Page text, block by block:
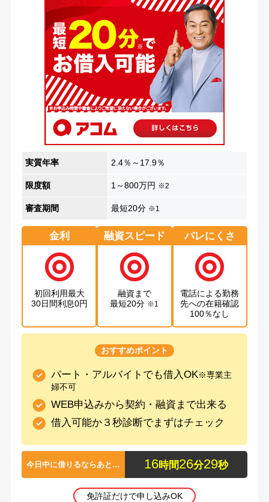
実質年率 2.4％～17.9％
限度額 1～800万円 ※2
審査期間 最短20分 ※1
金利
初回利用最大
30日間利息0円
融資スピード
融資まで
最短20分 ※1
バレにくさ
電話による勤務
先への在籍確認
100％なし
おすすめポイント
パート・アルバイトでも借入OK※専業主
婦不可
WEB申込みから契約・融資まで出来る
借入可能か３秒診断でまずはチェック
今日中に借りるならあと… 16時間26分29秒
免許証だけで申し込みOK